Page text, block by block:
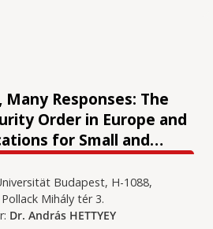
Many Responses: The
Order in Europe and
for Small and
States
Budapest, H-1088,
Mihály tér 3.
Dr. András HETTYEY